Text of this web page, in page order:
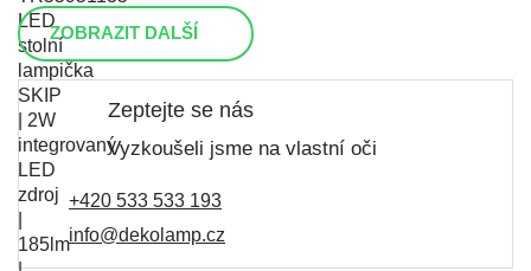
ZOBRAZIT DALŠÍ
Zeptejte se nás
Vyzkoušeli jsme na vlastní oči
+420 533 533 193
info@dekolamp.cz